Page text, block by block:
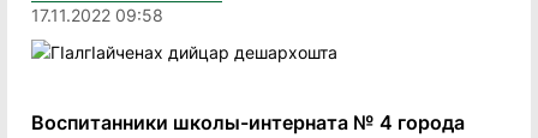
17.11.2022 09:58
Воспитанники школы-интерната № 4 города